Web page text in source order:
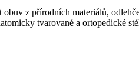
z přírodních materiálů,
tvarované a ortopedické